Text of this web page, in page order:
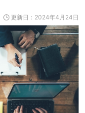
更新日：2024年4月24日